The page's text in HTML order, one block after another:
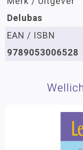
Delubas
EAN / ISBN
9789053006528